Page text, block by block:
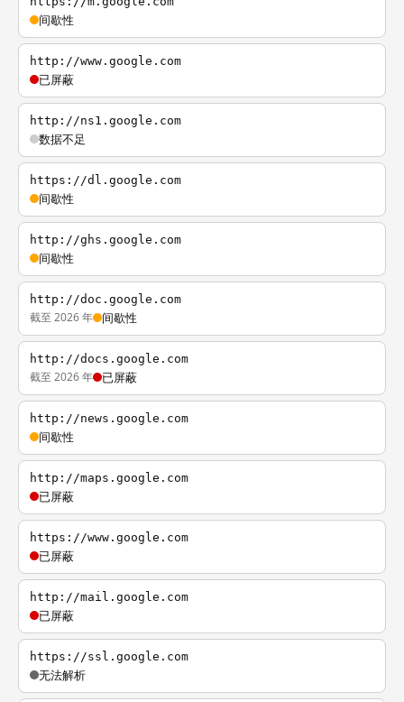
间歇性
http://www.google.com
已屏蔽
http://ns1.google.com
数据不足
https://dl.google.com
间歇性
http://ghs.google.com
间歇性
http://doc.google.com
截至 2026 年 间歇性
http://docs.google.com
截至 2026 年 已屏蔽
http://news.google.com
间歇性
http://maps.google.com
已屏蔽
https://www.google.com
已屏蔽
http://mail.google.com
已屏蔽
https://ssl.google.com
无法解析